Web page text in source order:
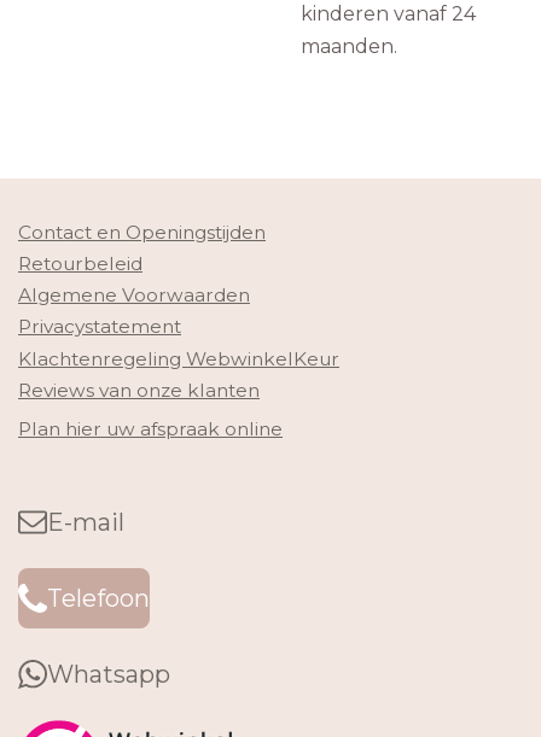
kinderen vanaf 24
maanden.
Contact en Openingstijden
Retourbeleid
Algemene Voorwaarden
Privacystatement
Klachtenregeling WebwinkelKeur
Reviews van onze klanten
Plan hier uw afspraak online
E-mail
Telefoon
Whatsapp